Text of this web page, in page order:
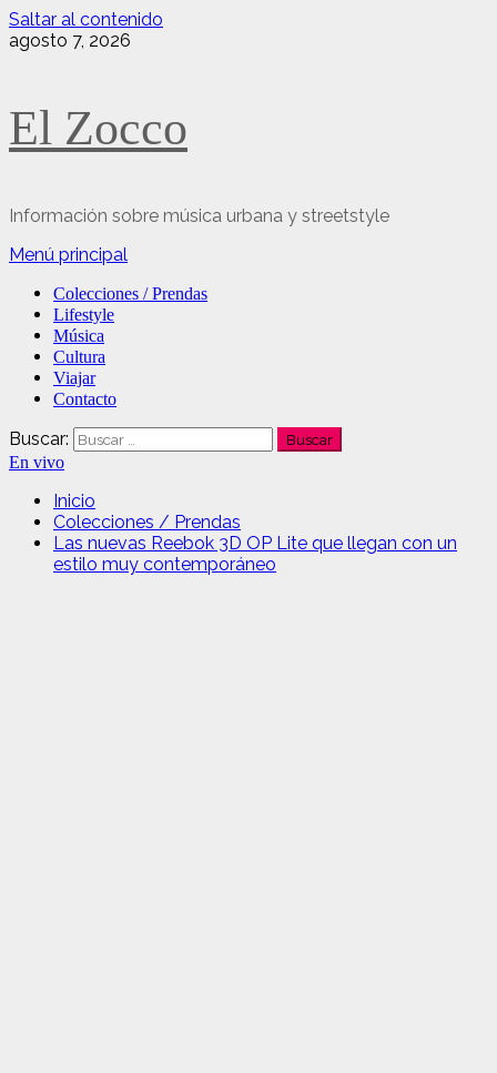
Saltar al contenido
agosto 7, 2026
El Zocco
Información sobre música urbana y streetstyle
Menú principal
Colecciones / Prendas
Lifestyle
Música
Cultura
Viajar
Contacto
Buscar:
En vivo
Inicio
Colecciones / Prendas
Las nuevas Reebok 3D OP Lite que llegan con un
estilo muy contemporáneo